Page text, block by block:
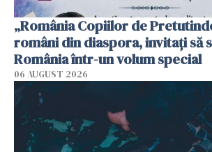
„România Copiilor de
români din diaspora, invitați să
România într-un volum special
06 AUGUST 2026